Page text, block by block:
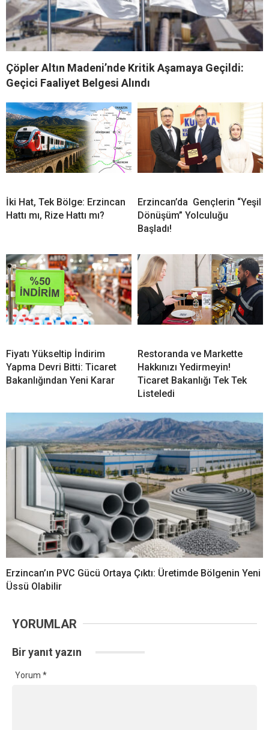
Çöpler Altın Madeni’nde Kritik Aşamaya Geçildi:
Geçici Faaliyet Belgesi Alındı
İki Hat, Tek Bölge: Erzincan
Hattı mı, Rize Hattı mı?
Erzincan’da Gençlerin “Yeşil
Dönüşüm” Yolculuğu
Başladı!
Fiyatı Yükseltip İndirim
Yapma Devri Bitti: Ticaret
Bakanlığından Yeni Karar
Restoranda ve Markette
Hakkınızı Yedirmeyin!
Ticaret Bakanlığı Tek Tek
Listeledi
Erzincan’ın PVC Gücü Ortaya Çıktı: Üretimde Bölgenin Yeni
Üssü Olabilir
YORUMLAR
Bir yanıt yazın
Yorum *